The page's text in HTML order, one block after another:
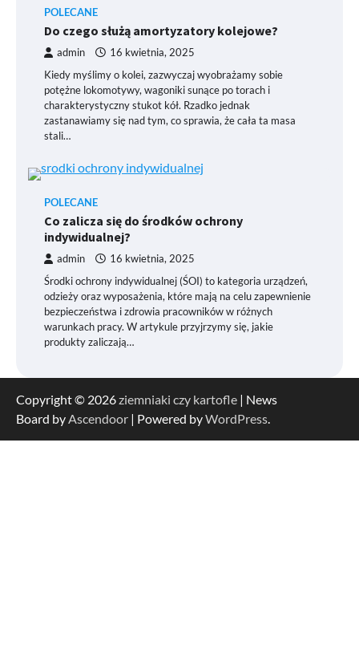
POLECANE
Do czego służą amortyzatory kolejowe?
admin 16 kwietnia, 2025
Kiedy myślimy o kolei, zazwyczaj wyobrażamy sobie
potężne lokomotywy, wagoniki sunące po torach i
charakterystyczny stukot kół. Rzadko jednak
zastanawiamy się nad tym, co sprawia, że cała ta masa
stali…
POLECANE
Co zalicza się do środków ochrony
indywidualnej?
admin 16 kwietnia, 2025
Środki ochrony indywidualnej (ŚOI) to kategoria urządzeń,
odzieży oraz wyposażenia, które mają na celu zapewnienie
bezpieczeństwa i zdrowia pracowników w różnych
warunkach pracy. W artykule przyjrzymy się, jakie
produkty zaliczają…
Copyright © 2026ziemniaki czy kartofle | News
Board byAscendoor | Powered byWordPress.